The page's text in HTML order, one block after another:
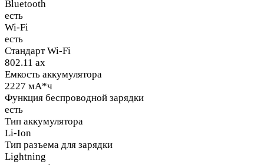
Bluetooth
есть
Wi-Fi
есть
Стандарт Wi-Fi
802.11 ax
Емкость аккумулятора
2227 мА*ч
Функция беспроводной зарядки
есть
Тип аккумулятора
Li-Ion
Тип разъема для зарядки
Lightning